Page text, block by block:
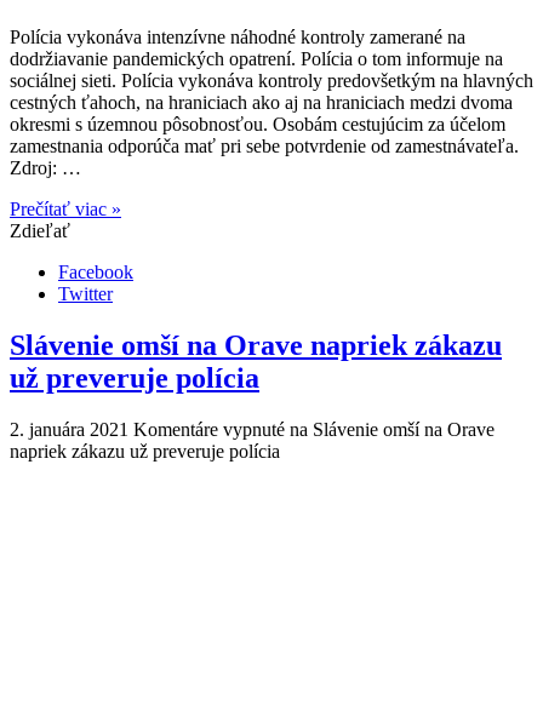
Polícia vykonáva intenzívne náhodné kontroly zamerané na
dodržiavanie pandemických opatrení. Polícia o tom informuje na
sociálnej sieti. Polícia vykonáva kontroly predovšetkým na hlavných
cestných ťahoch, na hraniciach ako aj na hraniciach medzi dvoma
okresmi s územnou pôsobnosťou. Osobám cestujúcim za účelom
zamestnania odporúča mať pri sebe potvrdenie od zamestnávateľa.
Zdroj: …
Prečítať viac »
Zdieľať
Facebook
Twitter
Slávenie omší na Orave napriek zákazu
už preveruje polícia
2. januára 2021 Komentáre vypnuté na Slávenie omší na Orave
napriek zákazu už preveruje polícia